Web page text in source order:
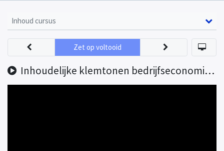
Inhoud cursus
Inhoudelijke klemtonen bedrijfseconomie leerplan economie ' juni 2024
Zet op voltooid